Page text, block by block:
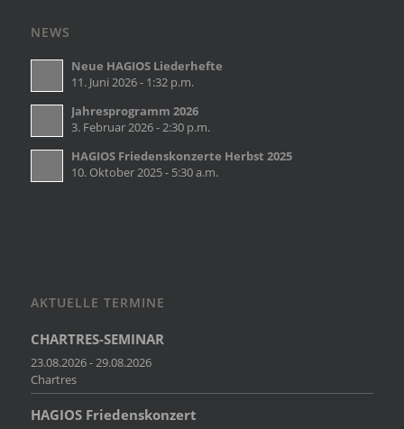
NEWS
Neue HAGIOS Liederhefte
11. Juni 2026 - 1:32 p.m.
Jahresprogramm 2026
3. Februar 2026 - 2:30 p.m.
HAGIOS Friedenskonzerte Herbst 2025
10. Oktober 2025 - 5:30 a.m.
AKTUELLE TERMINE
CHARTRES-SEMINAR
23.08.2026 - 29.08.2026
Chartres
HAGIOS Friedenskonzert